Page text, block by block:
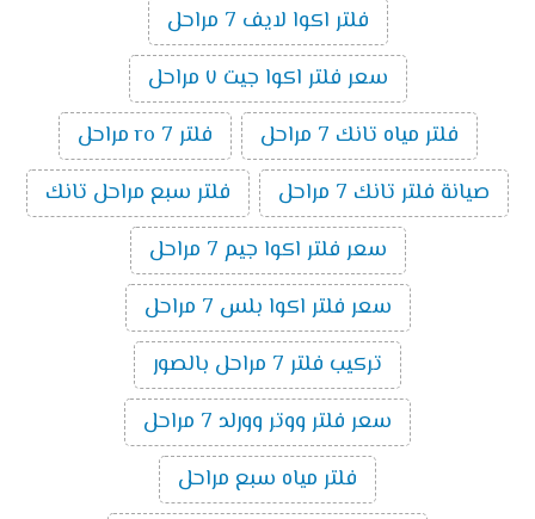
فلتر اكوا لايف 7 مراحل
سعر فلتر اكوا جيت ٧ مراحل
فلتر مياه تانك 7 مراحل
فلتر ro 7 مراحل
صيانة فلتر تانك 7 مراحل
فلتر سبع مراحل تانك
سعر فلتر اكوا جيم 7 مراحل
سعر فلتر اكوا بلس 7 مراحل
تركيب فلتر 7 مراحل بالصور
سعر فلتر ووتر وورلد 7 مراحل
فلتر مياه سبع مراحل